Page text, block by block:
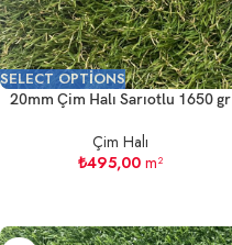
SELECT OPTIONS
20mm Çim Halı Sarıotlu 1650 gr
Çim Halı
₺495,00 m²